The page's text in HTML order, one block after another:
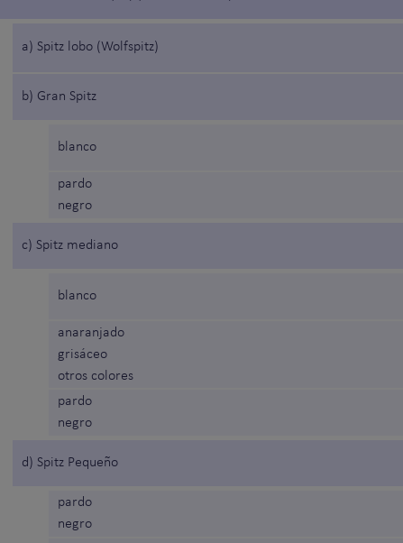
a) Spitz lobo (Wolfspitz)
b) Gran Spitz
blanco
pardo
negro
c) Spitz mediano
blanco
anaranjado
grisáceo
otros colores
pardo
negro
d) Spitz Pequeño
pardo
negro